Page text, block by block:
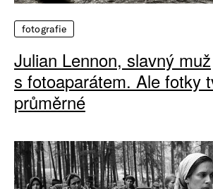
fotografie
Julian Lennon, slavný muž
s fotoaparátem. Ale fotky
průměrné